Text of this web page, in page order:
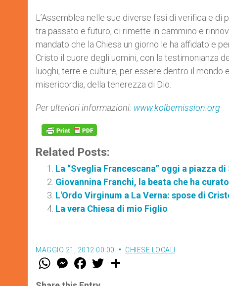
L’Assemblea nelle sue diverse fasi di verifica e
tra passato e futuro, ci rimette in cammino e
mandato che la Chiesa un giorno le ha affidato e
Cristo il cuore degli uomini, con la testimonianza
luoghi, terre e culture, per essere dentro il mondo
misericordia, della tenerezza di Dio.
Per ulteriori informazioni: www.kolbemission.org
Related Posts:
La “Sveglia Francescana” oggi a piazza di
Giovannina Franchi, la beata che ha
L'Ordo Virginum a La Verna: spose di
La vera Chiesa di mio Figlio
MAGGIO 21, 2012 00:00 CHIESE LOCALI
W
t
M
e
s
F
a
e
w